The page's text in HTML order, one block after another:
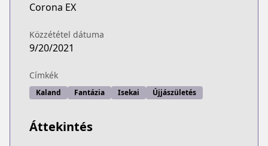
Corona EX
Közzététel dátuma
9/20/2021
Címkék
Kaland Fantázia Isekai Újjászületés
Áttekintés